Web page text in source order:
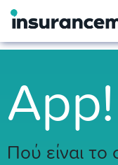
App!
Πού είναι το